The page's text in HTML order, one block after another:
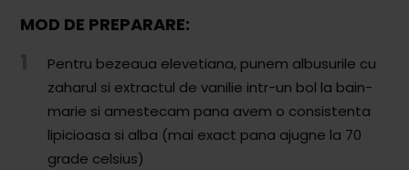
Salate
Sandwichuri și Wraps
Supe și Ciorbe
Rețete Video
MOD DE PREPARARE:
Pentru bezeaua elevetiana, punem albusurile cu
zaharul si extractul de vanilie intr-un bol la bain-
marie si amestecam pana avem o consistenta
lipicioasa si alba (mai exact pana ajugne la 70
grade celsius)